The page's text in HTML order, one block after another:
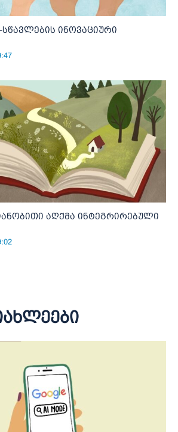
სწავლების ინოვაციური
აღქმა ინტეგრირებული